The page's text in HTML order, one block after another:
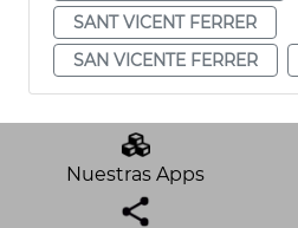
SANT VICENT FERRER
SAN VICENTE FERRER
Nuestras Apps